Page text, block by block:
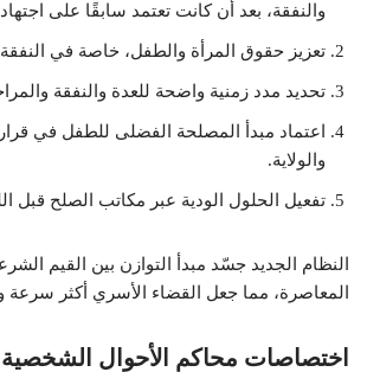
والنفقة، بعد أن كانت تعتمد سابقًا على
تعزيز حقوق المرأة والطفل، خاصة في النفقة
تحديد مدد زمنية واضحة للعدة والنفقة
اعتماد مبدأ المصلحة الفضلى للطفل في
والولاية.
تفعيل الحلول الودية عبر مكاتب الصلح قبل
النظام الجديد جسّد مبدأ التوازن بين القيم
المعاصرة، مما جعل القضاء الأسري أكثر سرعة
اختصاصات محاكم الأحوال